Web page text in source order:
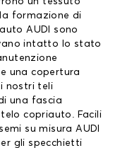
formazione di
AUDI
sono
intatto lo stato
e una copertura
nostri teli
una fascia
copriauto. Facili
su misura AUDI
gli specchietti